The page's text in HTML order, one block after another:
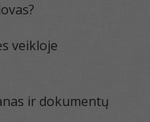
veikloje
ir dokumentų